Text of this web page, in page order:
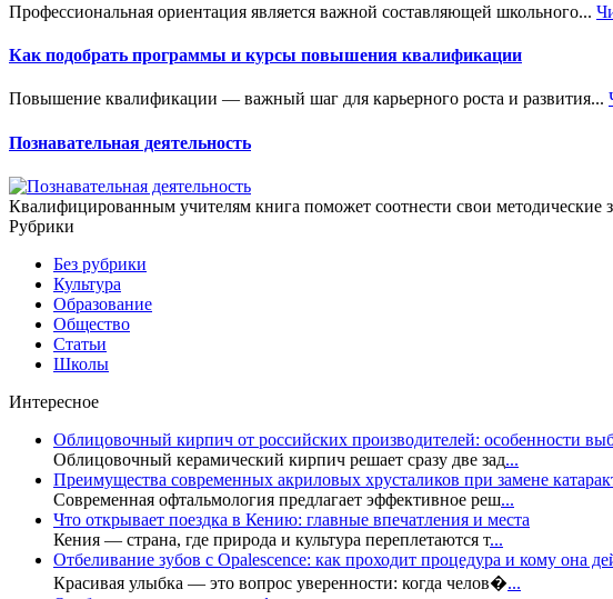
Профессиональная ориентация является важной составляющей школьного...
Как подобрать программы и курсы повышения квалификации
Повышение квалификации — важный шаг для карьерного роста и развития...
Познавательная деятельность
Квалифицированным учителям книга поможет соотнести свои методические
Рубрики
Без рубрики
Культура
Образование
Общество
Статьи
Школы
Интересное
Облицовочный кирпич от российских производителей: особенности
Облицовочный керамический кирпич решает сразу две зад...
Преимущества современных акриловых хрусталиков при замене
Современная офтальмология предлагает эффективное реш...
Что открывает поездка в Кению: главные впечатления и места
Кения — страна, где природа и культура переплетаются т...
Отбеливание зубов с Opalescence: как проходит процедура и кому она
Красивая улыбка — это вопрос уверенности: когда челов�...